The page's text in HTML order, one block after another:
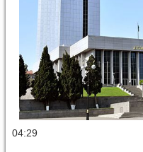
04:29